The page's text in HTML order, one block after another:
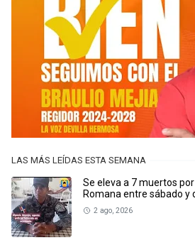
LAS MÁS LEÍDAS ESTA SEMANA
Se eleva a 7 muertos
Romana entre sábado y
2 ago, 2026